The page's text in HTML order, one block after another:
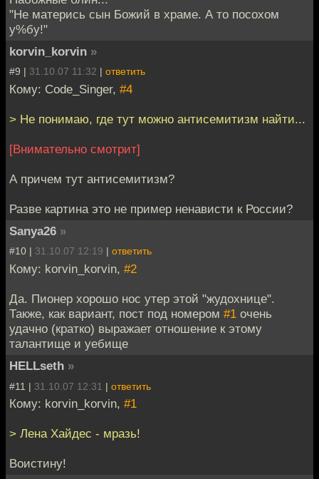
"Не матерись сын Божий в храме. А то посохом
у%бу!"
korvin_korvin »
#9 | 31.10.07 11:32 | ответить
Кому: Code_Singer, #4
> Не понимаю, где тут можно антисемитизм найти...
[Внимательно смотрит]
А причем тут антисемитизм?
Разве картина это не пример ненависти к России?
Sanya26 »
#10 | 31.10.07 12:19 | ответить
Кому: korvin_korvin, #2
Да. Пионер хорошо нос утер этой "жудохнице".
Также, как вариант, пост под номером #1 очень
удачно (кратко) выражает отношение к этому
талантище и уебище
HELLseth »
#11 | 31.10.07 12:31 | ответить
Кому: korvin_korvin, #1
> Лена Хайдес - мразь!
Воистину!